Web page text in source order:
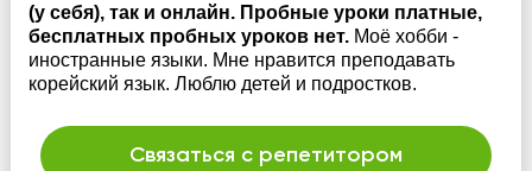
(у себя), так и онлайн. Пробные уроки платные,
бесплатных пробных уроков нет. Моё хобби -
иностранные языки. Мне нравится преподавать
корейский язык. Люблю детей и подростков.
Связаться с репетитором